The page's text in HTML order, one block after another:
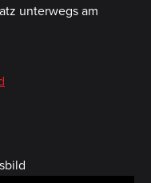
unterwegs am